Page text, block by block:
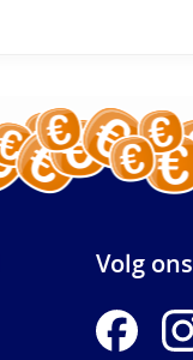
Volg ons